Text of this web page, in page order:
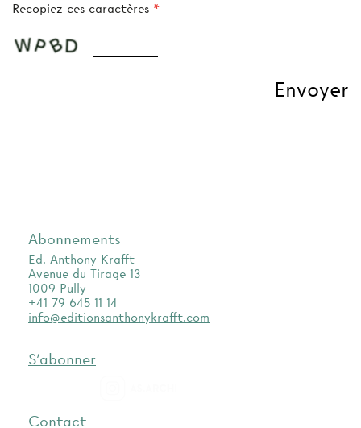
Recopiez ces caractères
Abonnements
Ed. Anthony Krafft
Avenue du Tirage 13
1009 Pully
+41 79 645 11 14
info@editionsanthonykrafft.com
S'abonner
Contact